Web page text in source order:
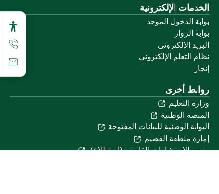
الخدمات الإلكترونية
بوابة الدخول الموحد
بوابة الزوار
البريد الإلكتروني
نظام التعلم الإلكتروني
إنجاز
روابط أخرى
وزارة التعليم
المنصة الوطنية
البوابة الوطنية للبيانات المفتوحة
إمارة منطقة القصيم
منصة الاستشارات القانونية (استطلاع)